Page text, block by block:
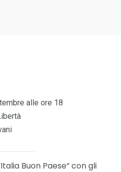
alle ore 18
Buon Paese” con gli